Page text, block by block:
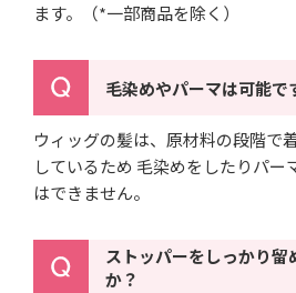
ます。（*一部商品を除く）
毛染めやパーマは可能で
ウィッグの髪は、原材料の段階で
しているため 毛染めをしたりパー
はできません。
ストッパーをしっかり
か？